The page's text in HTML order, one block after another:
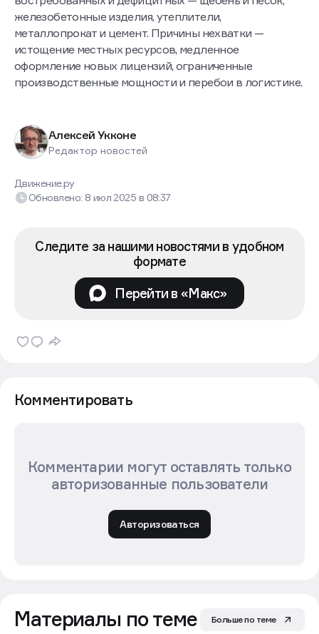
железобетонные изделия, утеплители,
металлопрокат и цемент. Причины нехватки —
истощение местных ресурсов, медленное
оформление новых лицензий, ограниченные
производственные мощности и перебои в логистике.
Алексей Укконе
Редактор новостей
Движение.ру
Обновлено: 8 июл 2025 в 08:37
Следите за нашими новостями в удобном
формате
Перейти в «Макс»
Комментировать
Комментарии могут оставлять только
авторизованные пользователи
Авторизоваться
Материалы по теме Больше по теме